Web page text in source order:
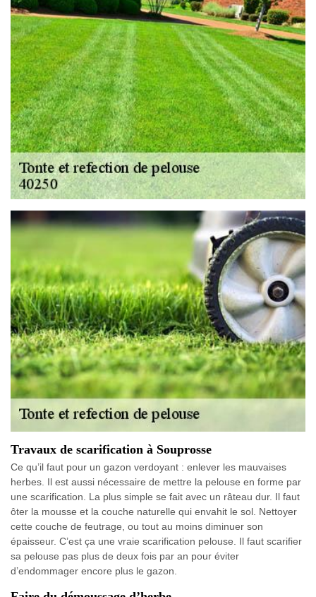
Travaux de scarification à Souprosse
Ce qu’il faut pour un gazon verdoyant : enlever les mauvaises
herbes. Il est aussi nécessaire de mettre la pelouse en forme par
une scarification. La plus simple se fait avec un râteau dur. Il faut
ôter la mousse et la couche naturelle qui envahit le sol. Nettoyer
cette couche de feutrage, ou tout au moins diminuer son
épaisseur. C’est ça une vraie scarification pelouse. Il faut scarifier
sa pelouse pas plus de deux fois par an pour éviter
d’endommager encore plus le gazon.